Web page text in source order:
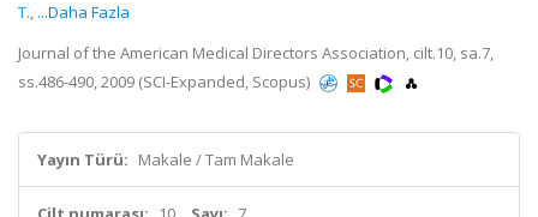
T., ...Daha Fazla
Journal of the American Medical Directors Association, cilt.10, sa.7,
ss.486-490, 2009 (SCI-Expanded, Scopus)
Yayın Türü: Makale / Tam Makale